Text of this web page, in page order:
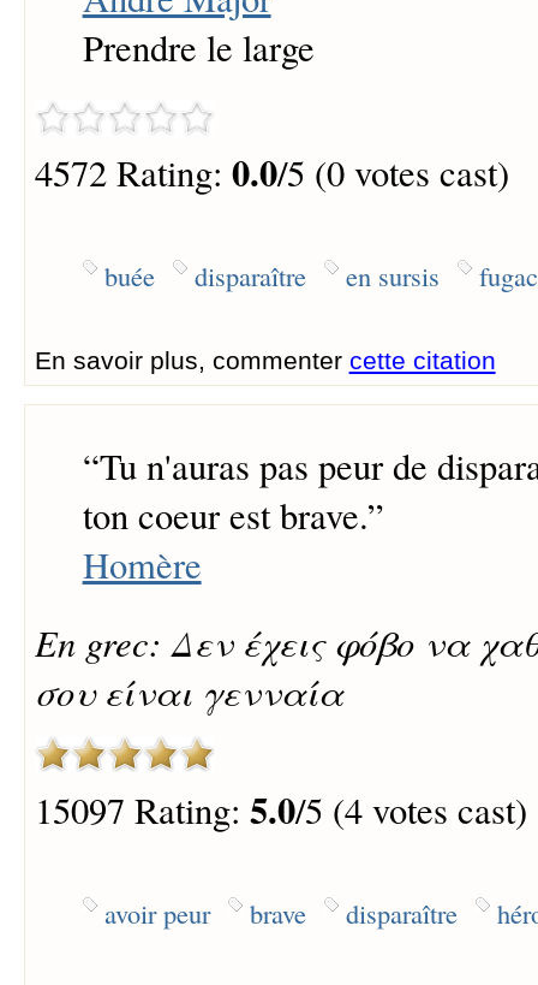
Prendre le large
4572 Rating: 0.0/5 (0 votes cast)
buée disparaître en sursis
En savoir plus, commenter cette citation
“Tu n'auras pas peur de
ton coeur est brave.”
Homère
En grec: Δεν έχεις φόβο να
σου είναι γενναία
15097 Rating: 5.0/5 (4 votes cast)
avoir peur brave disparaître